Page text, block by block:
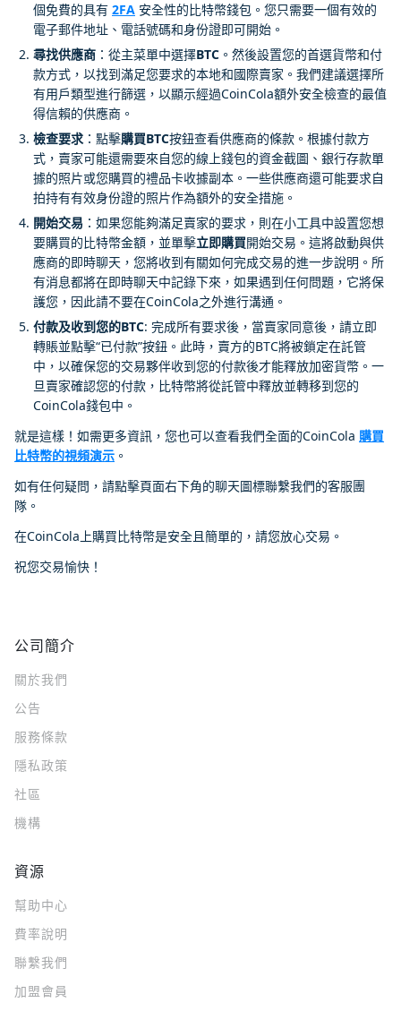
個免費的具有 2FA 安全性的比特幣錢包。您只需要一個有效的
電子郵件地址、電話號碼和身份證即可開始。
尋找供應商 ：從主菜單中選擇BTC 。然後設置您的首選貨幣和付
款方式，以找到滿足您要求的本地和國際賣家。我們建議選擇所
有用戶類型進行篩選，以顯示經過CoinCola額外安全檢查的最值
得信賴的供應商。
檢查要求：點擊購買BTC按鈕查看供應商的條款。根據付款方
式，賣家可能還需要來自您的線上錢包的資金截圖、銀行存款單
據的照片或您購買的禮品卡收據副本。一些供應商還可能要求自
拍持有有效身份證的照片作為額外的安全措施。
開始交易 ：如果您能夠滿足賣家的要求，則在小工具中設置您想
要購買的比特幣金額，並單擊立即購買開始交易。這將啟動與供
應商的即時聊天，您將收到有關如何完成交易的進一步說明。所
有消息都將在即時聊天中記錄下來，如果遇到任何問題，它將保
護您，因此請不要在CoinCola之外進行溝通。
付款及收到您的BTC: 完成所有要求後，當賣家同意後，請立即
轉賬並點擊“已付款”按鈕。此時，賣方的BTC將被鎖定在託管
中，以確保您的交易夥伴收到您的付款後才能釋放加密貨幣。一
旦賣家確認您的付款，比特幣將從託管中釋放並轉移到您的
CoinCola錢包中。
就是這樣！如需更多資訊，您也可以查看我們全面的CoinCola 購買
比特幣的視頻演示 。
如有任何疑問，請點擊頁面右下角的聊天圖標聯繫我們的客服團
隊。
在CoinCola上購買比特幣是安全且簡單的，請您放心交易。
祝您交易愉快！
公司簡介
關於我們
公告
服務條款
隱私政策
社區
機構
資源
幫助中心
費率說明
聯繫我們
加盟會員